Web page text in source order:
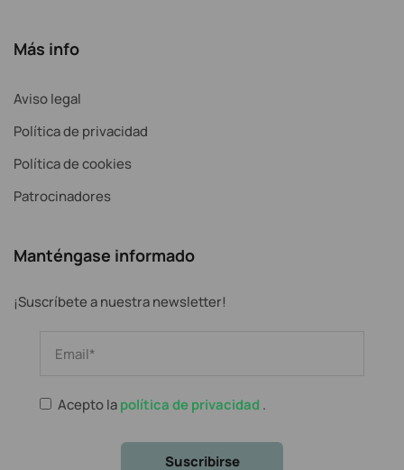
Más info
Aviso legal
Política de privacidad
Política de cookies
Patrocinadores
Manténgase informado
¡Suscríbete a nuestra newsletter!
Acepto lapolítica de privacidad .